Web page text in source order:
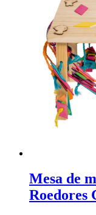
Mesa de
Roedores